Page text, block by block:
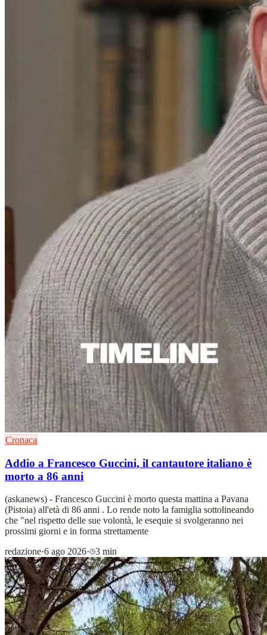
Cronaca
Addio a Francesco Guccini, il cantautore italiano è
morto a 86 anni
(askanews) - Francesco Guccini è morto questa mattina a Pavana
(Pistoia) all'età di 86 anni . Lo rende noto la famiglia sottolineando
che "nel rispetto delle sue volontà, le esequie si svolgeranno nei
prossimi giorni e in forma strettamente
redazione·6 ago 2026· 3 min